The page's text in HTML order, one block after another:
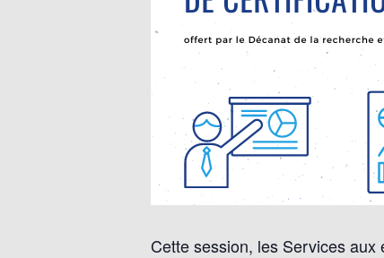
Cette session, les Services aux